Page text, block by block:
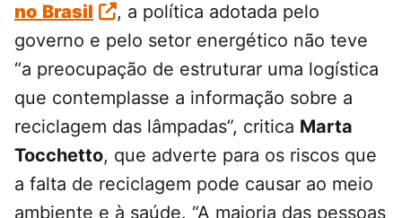
no Brasil
, a política adotada pelo
governo e pelo setor energético não teve
“a preocupação de estruturar uma logística
que contemplasse a informação sobre a
reciclagem das lâmpadas”, critica Marta
Tocchetto, que adverte para os riscos que
a falta de reciclagem pode causar ao meio
ambiente e à saúde. “A maioria das pessoas